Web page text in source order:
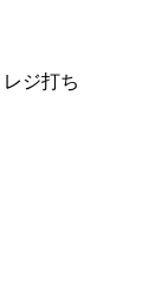
ジ打ち